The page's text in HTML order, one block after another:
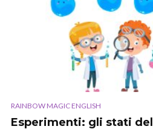
RAINBOW MAGIC ENGLISH
Esperimenti: gli stati